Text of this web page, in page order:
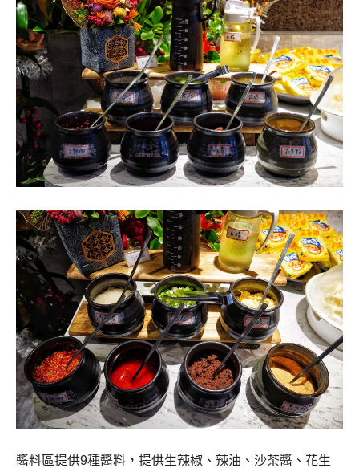
醬料區提供9種醬料，提供生辣椒、辣油、沙茶醬、花生